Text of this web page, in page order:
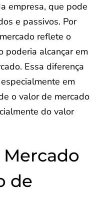
empresa, que pode
e passivos. Por
reflete o
poderia alcançar em
Essa diferença
em
o valor de mercado
do valor
Mercado
de